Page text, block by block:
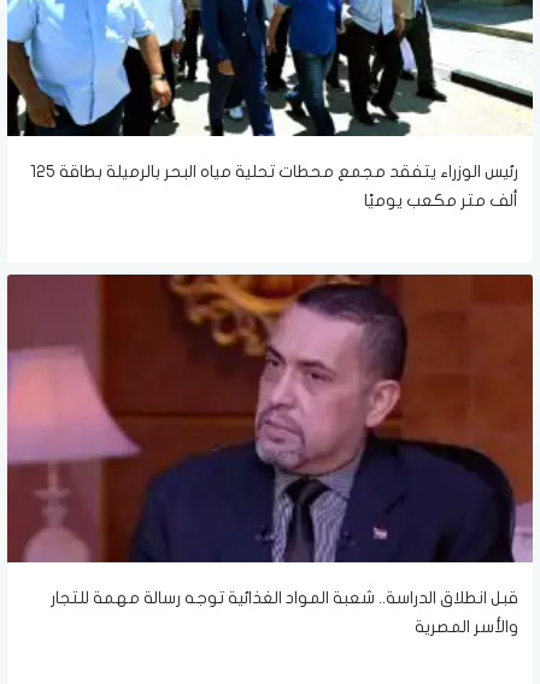
رئيس الوزراء يتفقد مجمع محطات تحلية مياه البحر بالرميلة بطاقة 125
ألف متر مكعب يوميًا
قبل انطلاق الدراسة.. شعبة المواد الغذائية توجه رسالة مهمة للتجار
والأسر المصرية